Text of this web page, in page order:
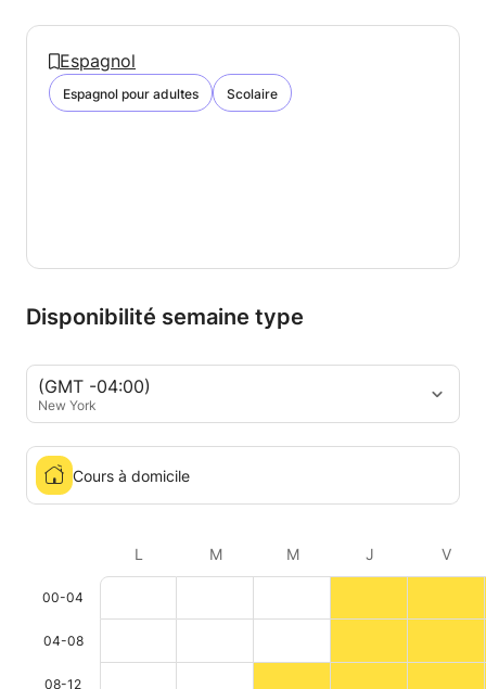
Espagnol
Espagnol pour adultes Scolaire
Disponibilité semaine type
(GMT -04:00)
New York
Cours à domicile
L M M J V
00-04
04-08
08-12